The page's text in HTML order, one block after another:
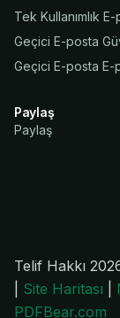
Tek Kullanımlık
Geçici E-posta
Geçici E-posta E-
Paylaş
Paylaş
Telif Hakkı
Site Haritası
PDFBear.com